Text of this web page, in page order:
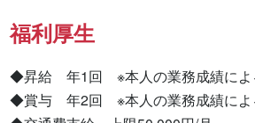
福利厚生
◆昇給　年1回　※本人の業務成績によ
◆賞与　年2回　※本人の業務成績によ